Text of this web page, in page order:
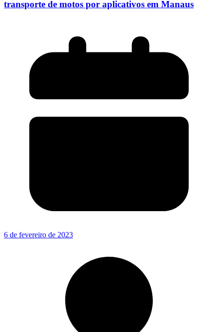
transporte de motos por aplicativos em Manaus
6 de fevereiro de 2023